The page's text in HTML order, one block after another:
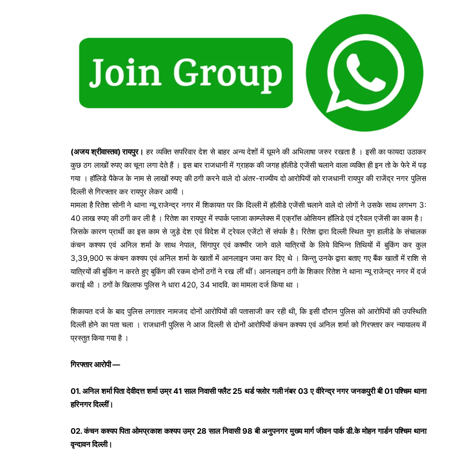
(अजय श्रीवास्तव) रायपुर। हर व्यक्ति सपरिवार देश से बाहर अन्य देशों में घूमने की अभिलाषा जरुर रखता है । इसी का फायदा उठाकर
कुछ ठग लाखों रुपए का चूना लगा देते हैं । इस बार राजधानी में ग्राहक की जगह हॉलीडे एजेंसी चलाने वाला व्यक्ति ही इन तो के फेरे में पड़
गया । हॉलिडे पैकेज के नाम से लाखों रुपए की ठगी करने वाले दो अंतर-राज्यीय दो आरोपियों को राजधानी रायपुर की राजेंद्र नगर पुलिस
दिल्ली से गिरफ्तार कर रायपुर लेकर आयी ।
मामला है रितेश सोनी ने थाना न्यू राजेन्द्र नगर में शिकायत पर कि दिल्ली में हॉलीडे एजेंसी चलाने वाले दो लोगों ने उसके साथ लगभग 3:
40 लाख रुपए की ठगी कर ली है । रितेश का रायपुर में स्पार्क प्लाजा काम्प्लेक्स में एक्रॉस ओसियन हॉलिडे एवं ट्रैवल एजेंसी का काम है।
जिसके कारण प्रार्थी का इस काम से जुडे़ देश एवं विदेश में ट्रेवल एजेंटो सें संपर्क है। रितेश द्वारा दिल्ली स्थित युग हालीडे के संचालक
कंचन कश्यप एवं अनिल शर्मा के साथ नेपाल, सिंगापुर एवं कश्मीर जाने वाले यात्रियों के लिये विभिन्न तिथियों में बुकिंग कर कुल
3,39,900 रू कंचन कश्यप एवं अनिल शर्मा के खातों में आनलाइन जमा कर दिए थे । किन्तु उनके द्वारा बताए गए बैंक खातों में राशि से
यात्रियों की बुकिंग न करते हुए बुकिंग की रकम दोनों ठगों ने रख लीं थीं। आनलाइन ठगी के शिकार रितेश ने थाना न्यू राजेन्द्र नगर में दर्ज
कराई थी । ठगों के खिलाफ पुलिस ने धारा 420, 34 भादवि. का मामला दर्ज किया था ।
शिकायत दर्ज के बाद पुलिस लगातार नामजद दोनों आरोपियों की पतासाजी कर रही थी, कि इसी दौरान पुलिस को आरोपियों की उपस्थिति
दिल्ली होने का पता चला । राजधानी पुलिस ने आज दिल्ली से दोनों आरोपियों कंचन कश्यप एवं अनिल शर्मा को गिरफ्तार कर न्यायालय में
प्रस्तुत किया गया है ।
गिरफ्तार आरोपी —
01. अनिल शर्मा पिता देवीदत्त शर्मा उम्र 41 साल निवासी फ्लैट 25 थर्ड फ्लोर गली नंबर 03 ए वीरेन्द्र नगर जनकपुरी बी 01 पश्चिम थाना
हरिनगर दिल्लीं।
02. कंचन कश्यप पिता ओमप्रकाश कश्यप उम्र 28 साल निवासी 98 बी अनुपनगर मुख्य मार्ग जीवन पार्क डी.के मोहन गार्डन पश्चिम थाना
वृन्दावन दिल्ली।